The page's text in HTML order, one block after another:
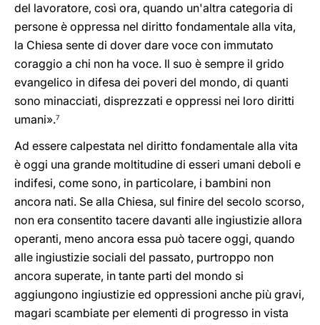
del lavoratore, così ora, quando un'altra categoria di
persone è oppressa nel diritto fondamentale alla vita,
la Chiesa sente di dover dare voce con immutato
coraggio a chi non ha voce. Il suo è sempre il grido
evangelico in difesa dei poveri del mondo, di quanti
sono minacciati, disprezzati e oppressi nei loro diritti
umani».7
Ad essere calpestata nel diritto fondamentale alla vita
è oggi una grande moltitudine di esseri umani deboli e
indifesi, come sono, in particolare, i bambini non
ancora nati. Se alla Chiesa, sul finire del secolo scorso,
non era consentito tacere davanti alle ingiustizie allora
operanti, meno ancora essa può tacere oggi, quando
alle ingiustizie sociali del passato, purtroppo non
ancora superate, in tante parti del mondo si
aggiungono ingiustizie ed oppressioni anche più gravi,
magari scambiate per elementi di progresso in vista